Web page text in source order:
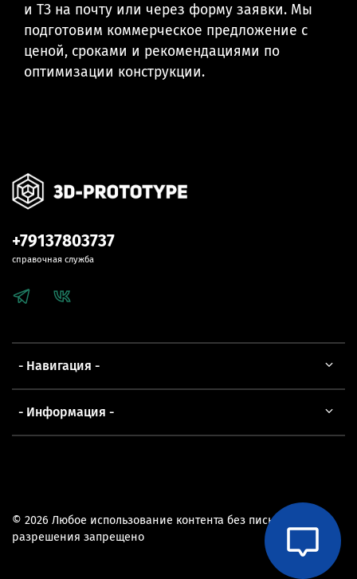
и ТЗ на почту или через форму заявки. Мы
подготовим коммерческое предложение с
ценой, сроками и рекомендациями по
оптимизации конструкции.
- Навигация -
- Информация -
+79137803737
справочная служба
© 2026 Любое использование контента без письменного
разрешения запрещено